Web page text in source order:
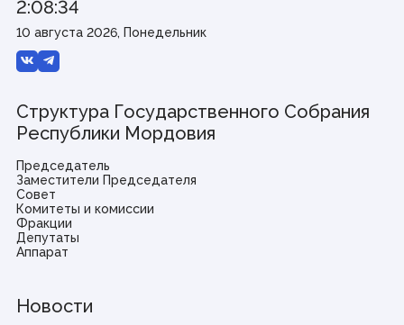
округа
Наградная деятельность
Почетная Грамота Государственного Собрания
Благодарность Председателя Государственного
Собрания
Знак за заслуги в развитии законодательства и
парламентаризма
Информация
Противодействие коррупции
Кадровое обеспечение
Законодательные органы ПФО
2:08:34
10 августа 2026, Понедельник
Структура Государственного Собрания
Республики Мордовия
Председатель
Заместители Председателя
Совет
Комитеты и комиссии
Фракции
Депутаты
Аппарат
Новости